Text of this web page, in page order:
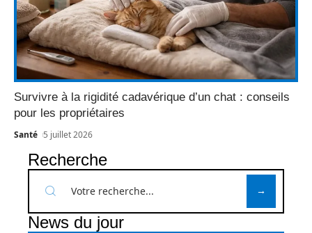
Survivre à la rigidité cadavérique d’un chat : conseils
pour les propriétaires
Santé 5 juillet 2026
Recherche
News du jour